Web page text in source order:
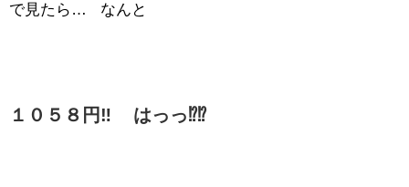
で見たら… なんと
１０５８円‼️ はっっ⁉️⁉️